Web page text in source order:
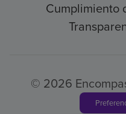
Cumplimiento
© 2026